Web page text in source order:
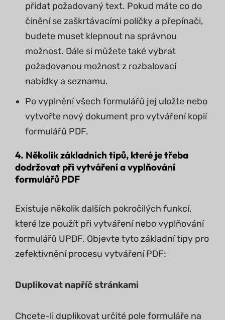
přidat požadovaný text. Pokud máte co do
činění se zaškrtávacími políčky a přepínači,
budete muset klepnout na správnou
možnost. Dále si můžete také vybrat
požadovanou možnost z rozbalovací
nabídky a seznamu.
Po vyplnění všech formulářů jej uložte nebo
vytvořte nový dokument pro vytváření kopií
formulářů PDF.
4. Několik základních tipů, které je třeba
dodržovat při vytváření a vyplňování
formulářů PDF
Existuje několik dalších pokročilých funkcí,
které lze použít při vytváření nebo vyplňování
formulářů UPDF. Objevte tyto základní tipy pro
zefektivnění procesu vytváření PDF:
Duplikovat napříč stránkami
Chcete-li duplikovat určité pole formuláře na